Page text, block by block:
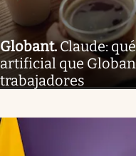
Globant.Claude:
artificial que
trabajadores